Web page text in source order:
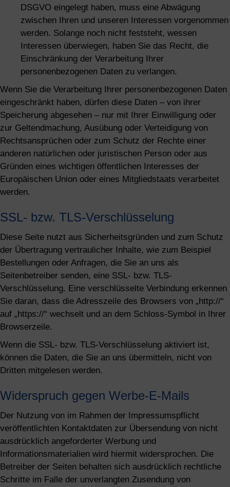
DSGVO eingelegt haben, muss eine Abwägung
zwischen Ihren und unseren Interessen vorgenommen
werden. Solange noch nicht feststeht, wessen
Interessen überwiegen, haben Sie das Recht, die
Einschränkung der Verarbeitung Ihrer
personenbezogenen Daten zu verlangen.
Wenn Sie die Verarbeitung Ihrer personenbezogenen Daten
eingeschränkt haben, dürfen diese Daten – von ihrer
Speicherung abgesehen – nur mit Ihrer Einwilligung oder
zur Geltendmachung, Ausübung oder Verteidigung von
Rechtsansprüchen oder zum Schutz der Rechte einer
anderen natürlichen oder juristischen Person oder aus
Gründen eines wichtigen öffentlichen Interesses der
Europäischen Union oder eines Mitgliedstaats verarbeitet
werden.
SSL- bzw. TLS-Verschlüsselung
Diese Seite nutzt aus Sicherheitsgründen und zum Schutz
der Übertragung vertraulicher Inhalte, wie zum Beispiel
Bestellungen oder Anfragen, die Sie an uns als
Seitenbetreiber senden, eine SSL- bzw. TLS-
Verschlüsselung. Eine verschlüsselte Verbindung erkennen
Sie daran, dass die Adresszeile des Browsers von „http://“
auf „https://“ wechselt und an dem Schloss-Symbol in Ihrer
Browserzeile.
Wenn die SSL- bzw. TLS-Verschlüsselung aktiviert ist,
können die Daten, die Sie an uns übermitteln, nicht von
Dritten mitgelesen werden.
Widerspruch gegen Werbe-E-Mails
Der Nutzung von im Rahmen der Impressumspflicht
veröffentlichten Kontaktdaten zur Übersendung von nicht
ausdrücklich angeforderter Werbung und
Informationsmaterialien wird hiermit widersprochen. Die
Betreiber der Seiten behalten sich ausdrücklich rechtliche
Schritte im Falle der unverlangten Zusendung von